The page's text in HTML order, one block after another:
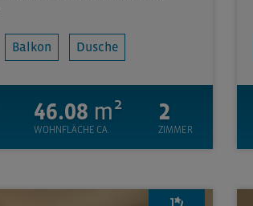
Balkon Dusche
46.08 m²
WOHNFLÄCHE CA.
2
ZIMMER